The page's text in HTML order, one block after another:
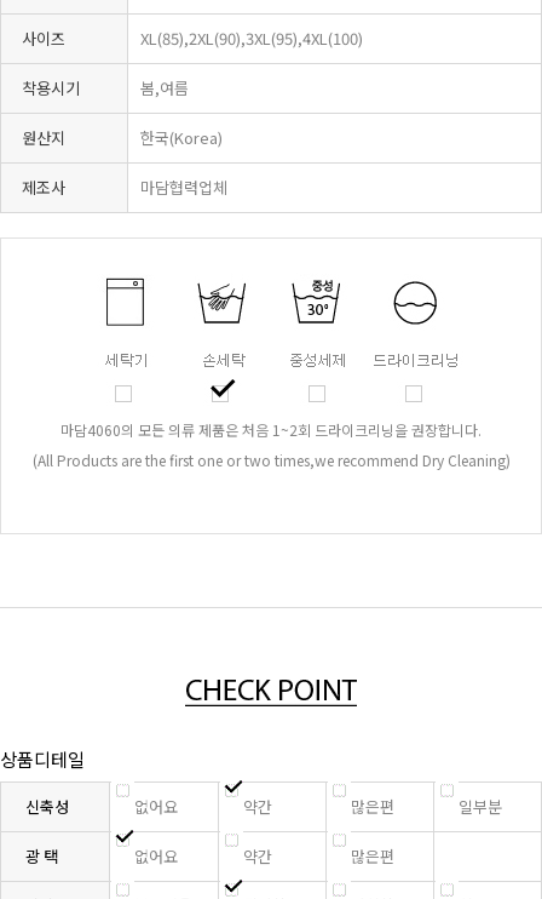
사이즈 XL(85),2XL(90),3XL(95),4XL(100)
착용시기 봄,여름
원산지 한국(Korea)
제조사 마담협력업체
마담4060의 모든 의류 제품은 처음 1~2회 드라이크리닝을 권장합니다.
(All Products are the first one or two times,we recommend Dry Cleaning)
상품디테일
신축성 없어요 약간 많은편 일부분
광 택 없어요 약간 많은편